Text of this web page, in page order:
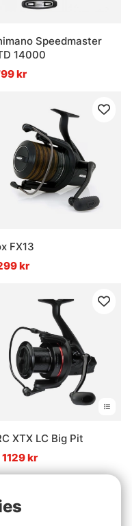
Speedmaster
14000
kr
FX13
kr
XTX LC Big Pit
kr